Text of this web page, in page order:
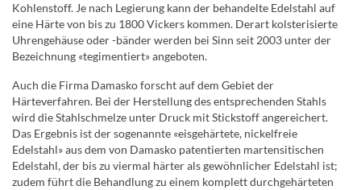
Kohlenstoff. Je nach Legierung kann der behandelte Edelstahl auf
eine Härte von bis zu 1800 Vickers kommen. Derart kolsterisierte
Uhrengehäuse oder -bänder werden bei Sinn seit 2003 unter der
Bezeichnung «tegimentiert» angeboten.
Auch die Firma Damasko forscht auf dem Gebiet der
Härteverfahren. Bei der Herstellung des entsprechenden Stahls
wird die Stahlschmelze unter Druck mit Stickstoff angereichert.
Das Ergebnis ist der sogenannte «eisgehärtete, nickelfreie
Edelstahl» aus dem von Damasko patentierten martensitischen
Edelstahl, der bis zu viermal härter als gewöhnlicher Edelstahl ist;
zudem führt die Behandlung zu einem komplett durchgehärteten